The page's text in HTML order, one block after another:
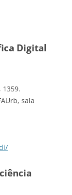
Digital
1359.
sala